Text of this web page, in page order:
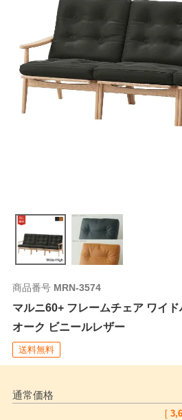
商品番号 MRN-3574
マルニ60+ フレームチェア ワイ
オーク ビニールレザー
送料無料
通常価格